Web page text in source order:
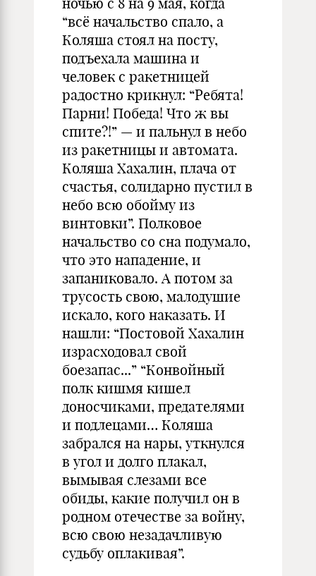
“всё начальство спало, а
Коляша стоял на посту,
подъехала машина и
человек с ракетницей
радостно крикнул: “Ребята!
Парни! Победа! Что ж вы
спите?!” — и пальнул в небо
из ракетницы и автомата.
Коляша Хахалин, плача от
счастья, солидарно пустил в
небо всю обойму из
винтовки”. Полковое
начальство со сна подумало,
что это нападение, и
запаниковало. А потом за
трусость свою, малодушие
искало, кого наказать. И
нашли: “Постовой Хахалин
израсходовал свой
боезапас...” “Конвойный
полк кишмя кишел
доносчиками, предателями
и подлецами… Коляша
забрался на нары, уткнулся
в угол и долго плакал,
вымывая слезами все
обиды, какие получил он в
родном отечестве за войну,
всю свою незадачливую
судьбу оплакивая”.